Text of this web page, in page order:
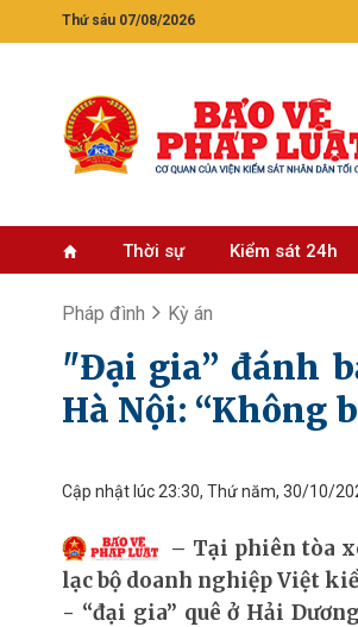
Thứ sáu 07/08/2026
Thời sự Kiểm sát 24h
Pháp đình Kỳ án
"Đại gia” đánh
Hà Nội: “Không
Cập nhật lúc 23:30, Thứ năm, 30/10/
Tại phiên tòa
lạc bộ doanh nghiệp Việt
- “đại gia” quê ở Hải